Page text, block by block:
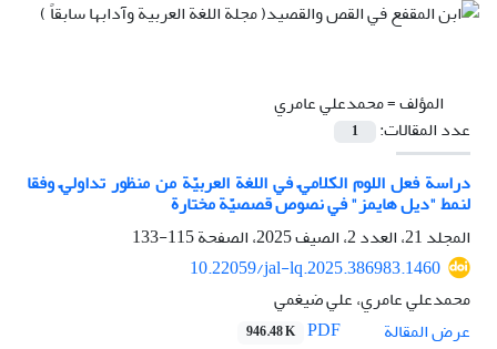
المؤلف =محمدعلي عامري
عدد المقالات:
1
دراسة فعل اللوم الكلاميّ في اللغة العربيّة من منظور تداوليّ وفقا
لنمط "ديل هايمز" في نصوص قصصيّة مختارة
المجلد 21، العدد 2، الصيف 2025، الصفحة
115-133
10.22059/jal-lq.2025.386983.1460
محمدعلي عامري، علي ضيغمي
عرض المقالة
946.48 K